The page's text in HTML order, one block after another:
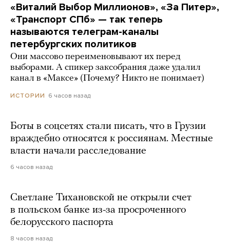
«Виталий Выбор Миллионов», «За Питер»,
«Транспорт СПб» — так теперь
называются телеграм-каналы
петербургских политиков
Они массово переименовывают их перед
выборами. А спикер заксобрания даже удалил
канал в «Максе» (Почему? Никто не понимает)
ИСТОРИИ 6 часов назад
Боты в соцсетях стали писать, что в Грузии
враждебно относятся к россиянам. Местные
власти начали расследование
6 часов назад
Светлане Тихановской не открыли счет
в польском банке из-за просроченного
белорусского паспорта
8 часов назад